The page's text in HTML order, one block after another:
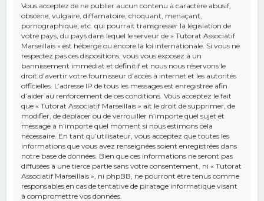
Vous acceptez de ne publier aucun contenu à caractère abusif,
obscène, vulgaire, diffamatoire, choquant, menaçant,
pornographique, etc. qui pourrait transgresser la législation de
votre pays, du pays dans lequel le serveur de « Tutorat Associatif
Marseillais » est hébergé ou encore la loi internationale. Si vous ne
respectez pas ces dispositions, vous vous exposez à un
bannissement immédiat et définitif et nous nous réservons le
droit d’avertir votre fournisseur d’accès à internet et les autorités
officielles. L’adresse IP de tous les messages est enregistrée afin
d’aider au renforcement de ces conditions. Vous acceptez le fait
que « Tutorat Associatif Marseillais » ait le droit de supprimer, de
modifier, de déplacer ou de verrouiller n’importe quel sujet et
message à n’importe quel moment si nous estimons cela
nécessaire. En tant qu’utilisateur, vous acceptez que toutes les
informations que vous avez renseignées soient enregistrées dans
notre base de données. Bien que ces informations ne seront pas
diffusées à une tierce partie sans votre consentement, ni « Tutorat
Associatif Marseillais », ni phpBB, ne pourront être tenus comme
responsables en cas de tentative de piratage informatique visant
à compromettre vos données.